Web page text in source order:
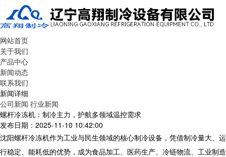
网站首页
关于我们
产品中心
新闻动态
联系我们
新闻详细
公司新闻 行业新闻
螺杆冷冻机：制冷主力，护航多领域温控需求
发布日期：2025-11-10 10:42:00
沈阳螺杆冷冻机作为工业与民生领域的核心制冷设备，凭借制冷量大、运
行稳定、能耗低的优势，成为食品加工、医药生产、冷链物流、工业制造